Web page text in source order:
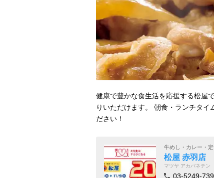
健康で豊かな食生活を応援する松屋
りいただけます。 朝食・ランチタイ
ださい！
牛めし・カレー・定
松屋 赤羽店
マツヤ アカバネテン
03-5249-